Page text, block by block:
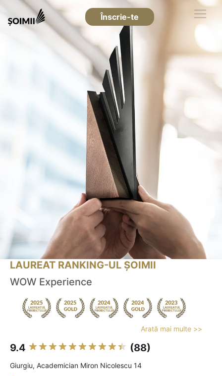
Înscrie-te
LAUREAT RANKING-UL ȘOIMII
WOW Experience
Arată mai multe >>
9.4 (88)
Giurgiu, Academician Miron Nicolescu 14